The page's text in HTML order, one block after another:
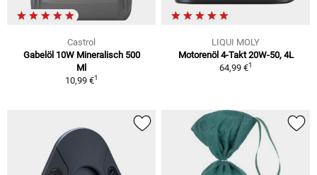
Castrol
Gabelöl 10W Mineralisch 500
Ml
10,99 €1
LIQUI MOLY
Motorenöl 4-Takt 20W-50, 4L
64,99 €1